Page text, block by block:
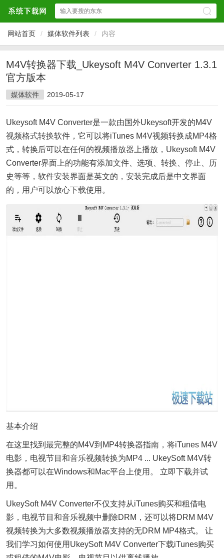
网站首页 / 媒体软件列表 / 内容
M4V转换器下载_Ukeysoft M4V Converter 1.3.1
官方版本
媒体软件 2019-05-17
Ukeysoft M4V Converter是一款由国外Ukeysoft开发的M4V
视频格式转换软件，它可以将iTunes M4V视频转换成MP4格
式，转换后可以在任何的视频播放器 上播放，Ukeysoft M4V
Converter界面上的功能有添加文件、选项、转换、停止、历
史等等，软件安装界面是英文的，安装完成后是中文界面
的，用户可以放心下载使用。
基本介绍
在这里找到最完整的M4V到MP4转换器指南，将iTunes M4V
电影，电视节目和音乐视频转换为MP4 ... UkeySoft M4V转
换器都可以在Windows和Mac平台上使用。 立即下载并试
用。
UkeySoft M4V Converter不仅支持从iTunes购买和租借电
影，电视节目和音乐视频中删除DRM，还可以将DRM M4V
视频转换为大多数视频播放器支持的无DRM MP4格式。 让
我们学习如何使用UkeySoft M4V Converter下载iTunes购买